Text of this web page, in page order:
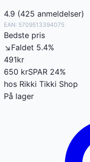
4.9 (425 anmeldelser)
EAN: 5709513394075
Bedste pris
↘ Faldet 5.4%
491kr
650 krSPAR 24%
hos Rikki Tikki Shop
På lager